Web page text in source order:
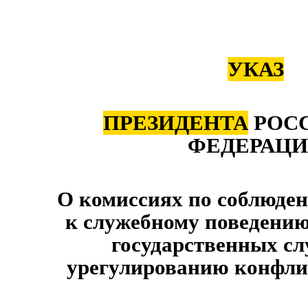
УКАЗ
ПРЕЗИДЕНТА
О комиссиях по
к служебному
государственных
урегулированию